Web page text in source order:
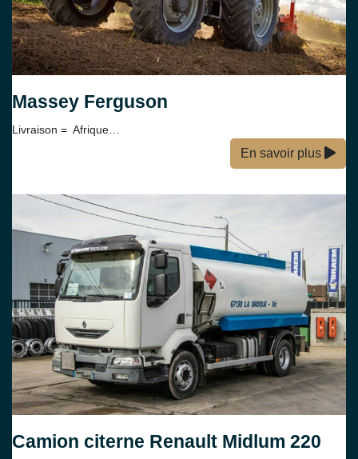
Massey Ferguson
Livraison = Afrique…
En savoir plus
Camion citerne Renault Midlum 220